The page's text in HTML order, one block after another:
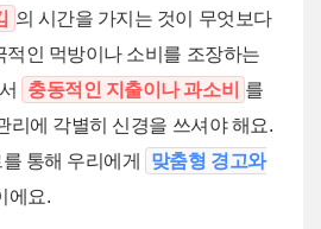
의 시간을 가지는 것이 무엇보다
적인 먹방이나 소비를 조장하는
충동적인 지출이나 과소비
를
리에 각별히 신경을 쓰셔야 해요.
통해 우리에게
맞춤형 경고와
에요.